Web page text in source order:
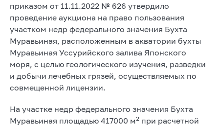
приказом от 11.11.2022 № 626 утвердило
проведение аукциона на право пользования
участком недр федерального значения Бухта
Муравьиная, расположенным в акватории бухты
Муравьиная Уссурийского залива Японского
моря, с целью геологического изучения, разведки
и добычи лечебных грязей, осуществляемых по
совмещенной лицензии.
На участке недр федерального значения Бухта
Муравьиная площадью 417000 м2 при расчетной